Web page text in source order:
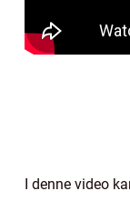
I denne video